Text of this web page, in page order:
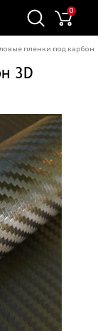
0
пленки под карбон
3D